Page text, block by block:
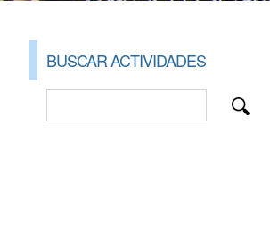
BUSCAR ACTIVIDADES